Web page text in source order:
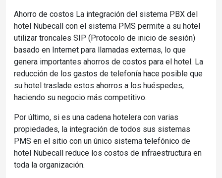
Ahorro de costos La integración del sistema PBX del
hotel Nubecall con el sistema PMS permite a su hotel
utilizar troncales SIP (Protocolo de inicio de sesión)
basado en Internet para llamadas externas, lo que
genera importantes ahorros de costos para el hotel. La
reducción de los gastos de telefonía hace posible que
su hotel traslade estos ahorros a los huéspedes,
haciendo su negocio más competitivo.
Por último, si es una cadena hotelera con varias
propiedades, la integración de todos sus sistemas
PMS en el sitio con un único sistema telefónico de
hotel Nubecall reduce los costos de infraestructura en
toda la organización.